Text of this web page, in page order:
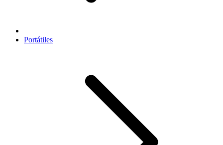
Portátiles